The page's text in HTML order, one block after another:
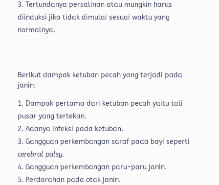
Tertundanya persalinan atau mungkin harus
diinduksi jika tidak dimulai sesuai waktu yang
normalnya.
Berikut dampak ketuban pecah yang terjadi pada
janin:
Dampak pertama dari ketuban pecah yaitu tali
pusar yang tertekan.
Adanya infeksi pada ketuban.
Gangguan perkembangan saraf pada bayi seperti
cerebral palsy.
Gangguan perkembangan paru-paru janin.
Perdarahan pada otak janin.